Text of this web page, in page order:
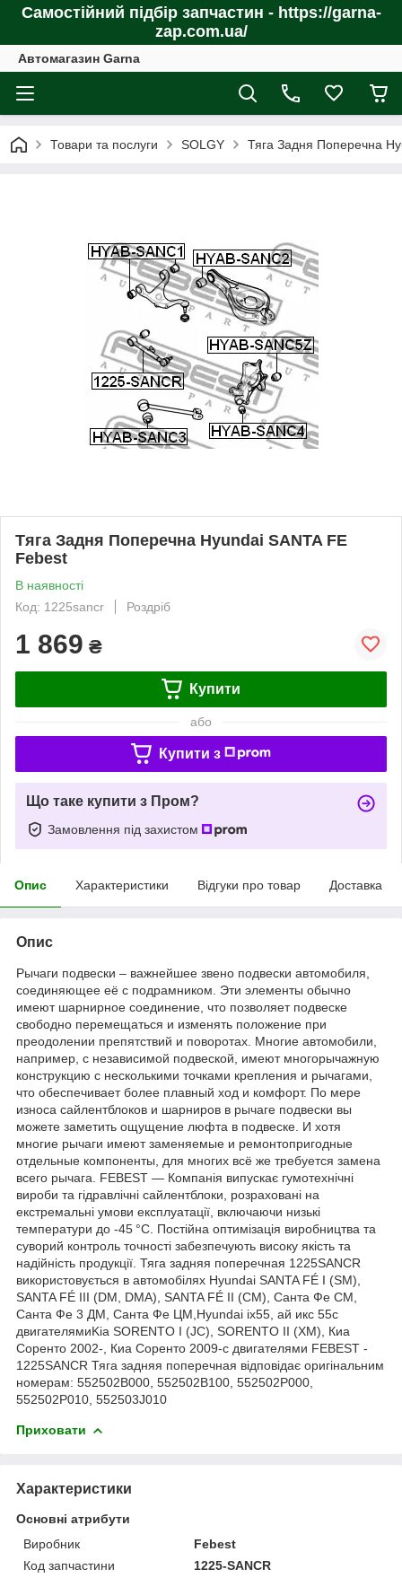
Самостійний підбір запчастин - https://garna-
zap.com.ua/
Автомагазин Garna
Товари та послуги SOLGY Тяга Задня Поперечна
Тяга Задня Поперечна Hyundai SANTA FE
Febest
В наявності
Код: 1225sancr
Роздріб
1 869 ₴
Купити
або
Купити з
Що таке купити з Пром?
Замовлення під захистом
Опис Характеристики Відгуки про товар Доставка
Опис
Рычаги подвески – важнейшее звено подвески автомобиля,
соединяющее её с подрамником. Эти элементы обычно
имеют шарнирное соединение, что позволяет подвеске
свободно перемещаться и изменять положение при
преодолении препятствий и поворотах. Многие автомобили,
например, с независимой подвеской, имеют многорычажную
конструкцию с несколькими точками крепления и рычагами,
что обеспечивает более плавный ход и комфорт. По мере
износа сайлентблоков и шарниров в рычаге подвески вы
можете заметить ощущение люфта в подвеске. И хотя
многие рычаги имеют заменяемые и ремонтопригодные
отдельные компоненты, для многих всё же требуется замена
всего рычага. FEBEST — Компанія випускає гумотехнічні
вироби та гідравлічні сайлентблоки, розраховані на
екстремальні умови експлуатації, включаючи низькі
температури до -45 °C. Постійна оптимізація виробництва та
суворий контроль точності забезпечують високу якість та
надійність продукції. Тяга задняя поперечная 1225SANCR
використовується в автомобілях Hyundai SANTA FÉ I (SM),
SANTA FÉ III (DM, DMA), SANTA FÉ II (CM), Санта Фе СМ,
Санта Фе 3 ДМ, Санта Фе ЦМ,Hyundai ix55, ай икс 55с
двигателямиKia SORENTO I (JC), SORENTO II (XM), Киа
Соренто 2002-, Киа Соренто 2009-с двигателями FEBEST -
1225SANCR Тяга задняя поперечная відповідає оригінальним
номерам: 552502B000, 552502B100, 552502P000,
552502P010, 552503J010
Приховати
Характеристики
Основні атрибути
Виробник
Febest
Код запчастини
1225-SANCR